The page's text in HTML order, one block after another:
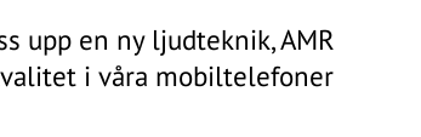
upp en ny ljudteknik, AMR
i våra mobiltelefoner